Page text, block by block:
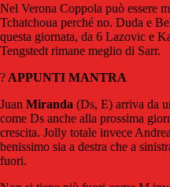
Nel Verona Coppola può essere
Tchatchoua perché no. Duda e
questa giornata, da 6 Lazovic e
Tengstedt rimane meglio di Sarr.
? APPUNTI MANTRA
Juan Miranda (Ds, E) arriva da
come Ds anche alla prossima
crescita. Jolly totale invece Andrea
benissimo sia a destra che a
fuori.